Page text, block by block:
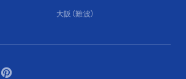
大阪（難波）